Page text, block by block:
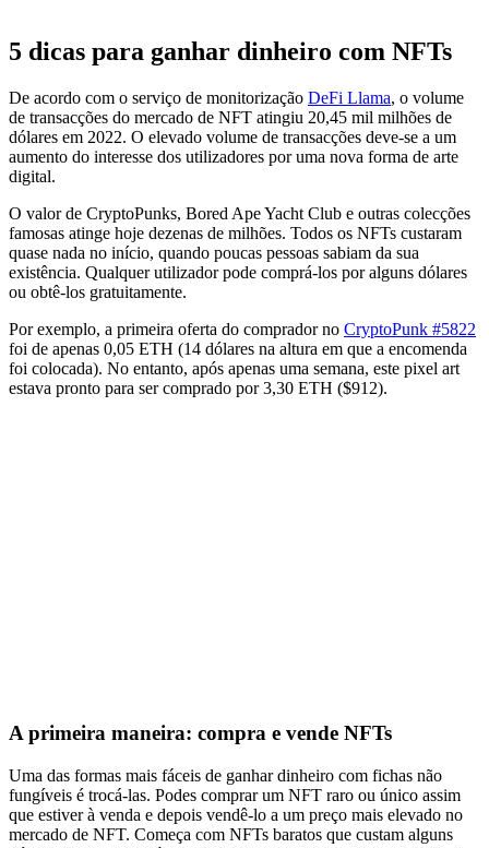
5 dicas para ganhar dinheiro com NFTs
De acordo com o serviço de monitorização DeFi Llama, o volume
de transacções do mercado de NFT atingiu 20,45 mil milhões de
dólares em 2022. O elevado volume de transacções deve-se a um
aumento do interesse dos utilizadores por uma nova forma de arte
digital.
O valor de CryptoPunks, Bored Ape Yacht Club e outras colecções
famosas atinge hoje dezenas de milhões. Todos os NFTs custaram
quase nada no início, quando poucas pessoas sabiam da sua
existência. Qualquer utilizador pode comprá-los por alguns dólares
ou obtê-los gratuitamente.
Por exemplo, a primeira oferta do comprador no CryptoPunk #5822
foi de apenas 0,05 ETH (14 dólares na altura em que a encomenda
foi colocada). No entanto, após apenas uma semana, este pixel art
estava pronto para ser comprado por 3,30 ETH ($912).
A primeira maneira: compra e vende NFTs
Uma das formas mais fáceis de ganhar dinheiro com fichas não
fungíveis é trocá-las. Podes comprar um NFT raro ou único assim
que estiver à venda e depois vendê-lo a um preço mais elevado no
mercado de NFT. Começa com NFTs baratos que custam alguns